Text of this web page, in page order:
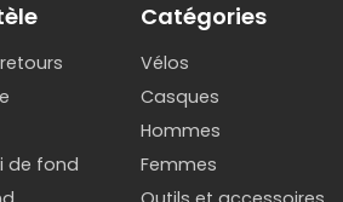
de fond
Catégories
Vélos
Casques
Hommes
Femmes